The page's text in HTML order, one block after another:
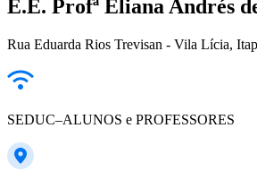
E.E. Profª Eliana Andrés
Rua Eduarda Rios Trevisan - Vila Lícia,
SEDUC–ALUNOS e PROFESSORES